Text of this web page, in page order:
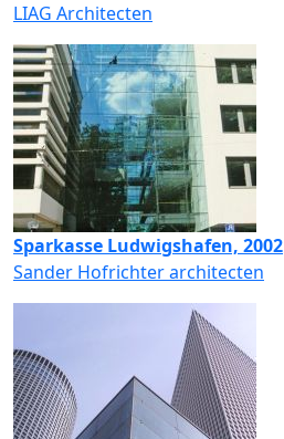
LIAG Architecten
Sparkasse Ludwigshafen, 2002
Sander Hofrichter architecten